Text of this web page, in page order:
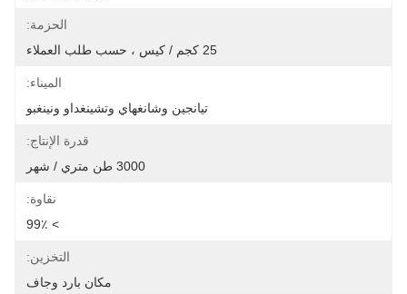
الحزمة:
25 كجم / كيس ، حسب طلب العملاء
الميناء:
تيانجين وشانغهاي وتشينغداو ونينغبو
قدرة الإنتاج:
3000 طن متري / شهر
نقاوة:
> 99٪
التخزين:
مكان بارد وجاف